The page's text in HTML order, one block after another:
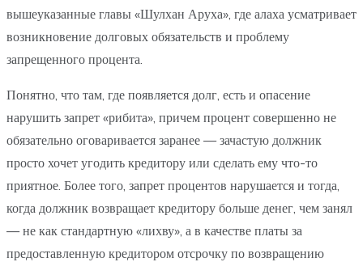
вышеуказанные главы «Шулхан Аруха», где алаха усматривает
возникновение долговых обязательств и проблему
запрещенного процента.
Понятно, что там, где появляется долг, есть и опасение
нарушить запрет «рибита», причем процент совершенно не
обязательно оговаривается заранее — зачастую должник
просто хочет угодить кредитору или сделать ему что-то
приятное. Более того, запрет процентов нарушается и тогда,
когда должник возвращает кредитору больше денег, чем занял
— не как стандартную «лихву», а в качестве платы за
предоставленную кредитором отсрочку по возвращению